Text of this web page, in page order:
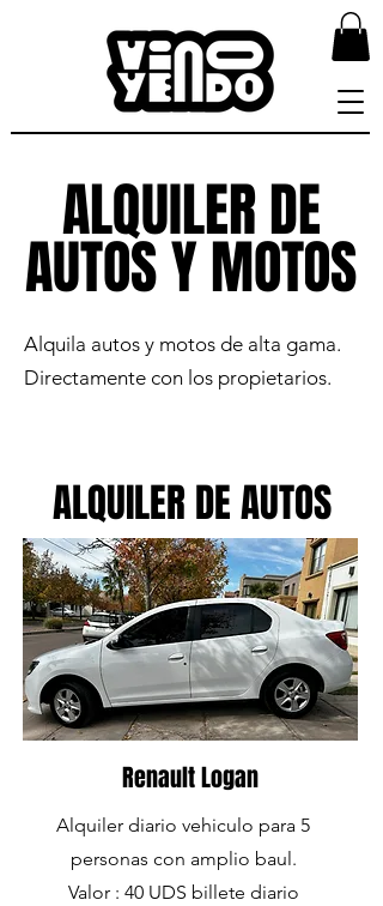
ALQUILER DE
AUTOS Y MOTOS
ALQUILER DE
AUTOS Y MOTOS
Alquila autos y motos de alta gama.
Directamente con los propietarios.
ALQUILER DE AUTOS
Renault Logan
Alquiler diario vehiculo para 5
personas con amplio baul.
Valor : 40 UDS billete diario